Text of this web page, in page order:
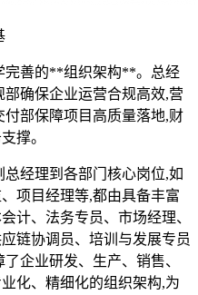
完善的**组织架构**。总经
确保企业运营合规高效,营
部保障项目高质量落地,财
撑。
经理到各部门核心岗位,如
项目经理等,都由具备丰富
计、法务专员、市场经理、
链协调员、培训与发展专员
企业研发、生产、销售、
化、精细化的组织架构,为